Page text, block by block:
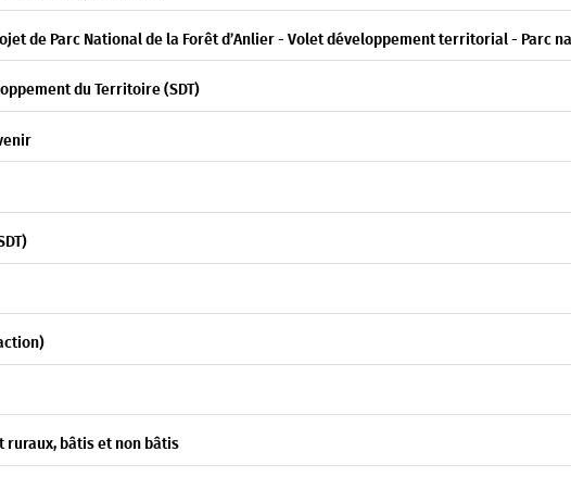
de Parc National de la Forêt d’Anlier - Volet développement territorial - Parc
du Territoire (SDT)
ruraux, bâtis et non bâtis